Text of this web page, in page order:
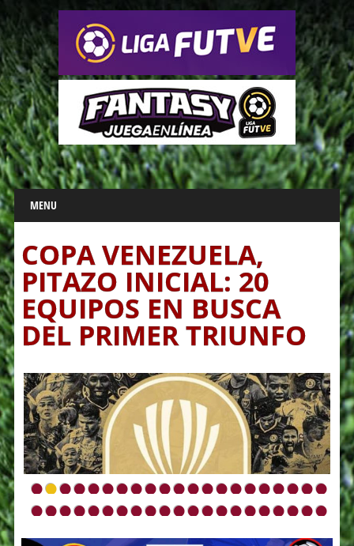
Main menu
Skip
to
content
MENU
•••••••••••••••••••••
•••••••••••••••••••••
COPA VENEZUELA,
PITAZO INICIAL: 20
EQUIPOS EN BUSCA
DEL PRIMER TRIUNFO